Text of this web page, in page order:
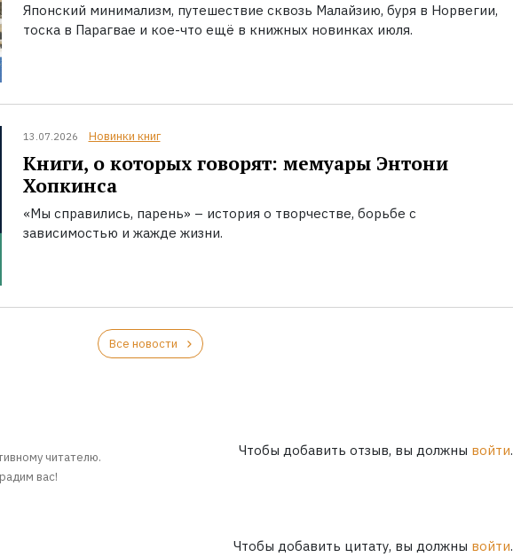
Японский минимализм, путешествие сквозь Малайзию, буря в Норвегии,
тоска в Парагвае и кое-что ещё в книжных новинках июля.
13.07.2026 Новинки книг
Книги, о которых говорят: мемуары Энтони
Хопкинса
«Мы справились, парень» – история о творчестве, борьбе с
зависимостью и жажде жизни.
Все новости
читателю.
вас!
Чтобы добавить отзыв, вы должны войти.
Чтобы добавить цитату, вы должны войти.